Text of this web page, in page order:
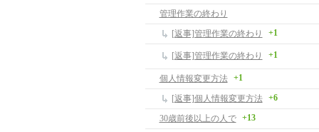
管理作業の終わり
[返事]管理作業の終わり
+1
[返事]管理作業の終わり +1
個人情報変更方法 +1
[返事]個人情報変更方法 +6
30歳前後以上の人で +13